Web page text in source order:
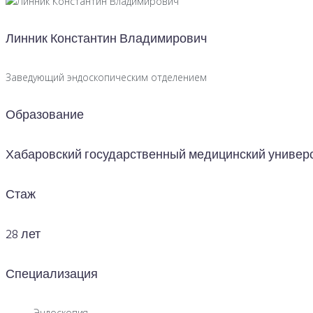
Линник Константин Владимирович
Заведующий эндоскопическим отделением
Образование
Хабаровский государственный медицинский
Стаж
28 лет
Специализация